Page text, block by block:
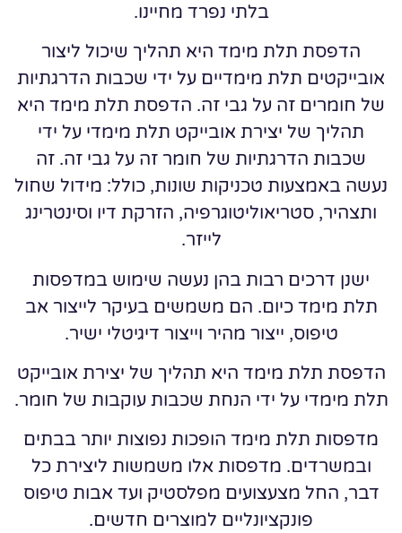
בלתי נפרד מחיינו.
הדפסת תלת מימד היא תהליך שיכול ליצור
אובייקטים תלת מימדיים על ידי שכבות הדרגתיות
של חומרים זה על גבי זה. הדפסת תלת מימד היא
תהליך של יצירת אובייקט תלת מימדי על ידי
שכבות הדרגתיות של חומר זה על גבי זה. זה
נעשה באמצעות טכניקות שונות, כולל: מידול שחול
ותצהיר, סטריאוליטוגרפיה, הזרקת דיו וסינטרינג
לייזר.
ישנן דרכים רבות בהן נעשה שימוש במדפסות
תלת מימד כיום. הם משמשים בעיקר לייצור אב
טיפוס, ייצור מהיר וייצור דיגיטלי ישיר.
הדפסת תלת מימד היא תהליך של יצירת אובייקט
תלת מימדי על ידי הנחת שכבות עוקבות של חומר.
מדפסות תלת מימד הופכות נפוצות יותר בבתים
ובמשרדים. מדפסות אלו משמשות ליצירת כל
דבר, החל מצעצועים מפלסטיק ועד אבות טיפוס
פונקציונליים למוצרים חדשים.